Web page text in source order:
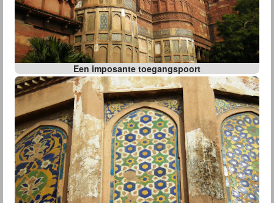
Een imposante toegangspoort